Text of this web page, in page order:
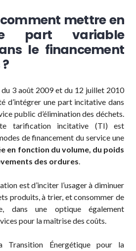
mettre en
part variable
le financement
du 3 août 2009 et du 12 juillet 2010
d’intégrer une part incitative dans
public d’élimination des déchets.
tarification incitative (TI) est
de financement du service une
en fonction du volume, du poids
des ordures.
est d’inciter l’usager à diminuer
produits, à trier, et consommer de
dans une optique également
pour la maîtrise des coûts.
Énergétique pour la